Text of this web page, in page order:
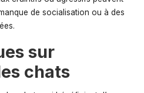
de socialisation ou à des
sur
chats